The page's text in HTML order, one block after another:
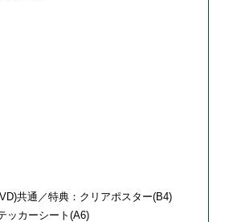
共通／特典：クリアポスター(B4)
ッカーシート(A6)